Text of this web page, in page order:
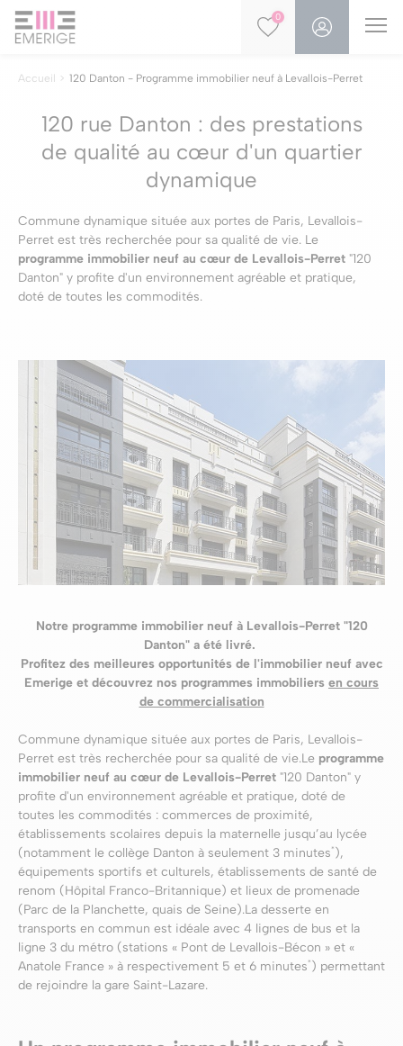
0
Accueil 120 Danton - Programme immobilier neuf à Levallois-Perret
120 rue Danton : des prestations
de qualité au cœur d'un quartier
dynamique
Commune dynamique située aux portes de Paris, Levallois-
Perret est très recherchée pour sa qualité de vie. Le
programme immobilier neuf au cœur de Levallois-Perret "120
Danton" y profite d'un environnement agréable et pratique,
doté de toutes les commodités.
Notre programme immobilier neuf à Levallois-Perret "120
Danton" a été livré.
Profitez des meilleures opportunités de l'immobilier neuf avec
Emerige et découvrez nos programmes immobiliers en cours
de commercialisation
Commune dynamique située aux portes de Paris, Levallois-
Perret est très recherchée pour sa qualité de vie.Le programme
immobilier neuf au cœur de Levallois-Perret "120 Danton" y
profite d'un environnement agréable et pratique, doté de
toutes les commodités : commerces de proximité,
établissements scolaires depuis la maternelle jusqu’au lycée
(notamment le collège Danton à seulement 3 minutes * ),
équipements sportifs et culturels, établissements de santé de
renom (Hôpital Franco-Britannique) et lieux de promenade
(Parc de la Planchette, quais de Seine).La desserte en
transports en commun est idéale avec 4 lignes de bus et la
ligne 3 du métro (stations « Pont de Levallois-Bécon » et «
Anatole France » à respectivement 5 et 6 minutes * ) permettant
de rejoindre la gare Saint-Lazare.